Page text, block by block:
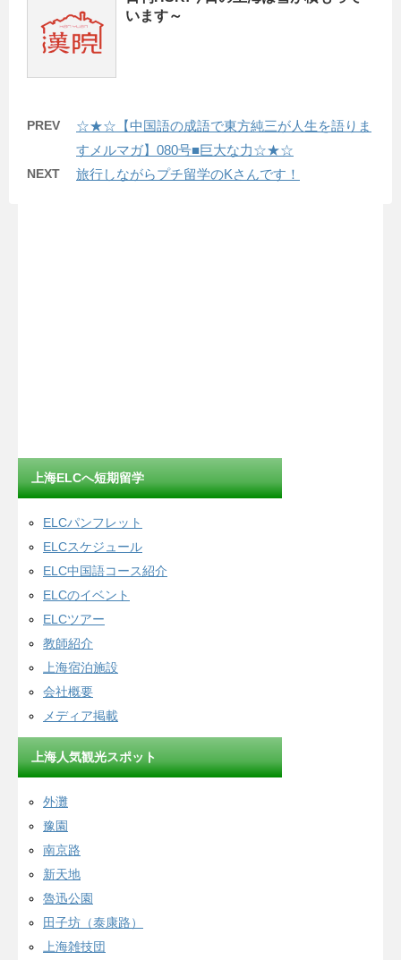
います～
PREV
☆★☆【中国語の成語で東方純三が人生を語りま
すメルマガ】080号■巨大な力☆★☆
NEXT 旅行しながらプチ留学のKさんです！
上海ELCへ短期留学
ELCパンフレット
ELCスケジュール
ELC中国語コース紹介
ELCのイベント
ELCツアー
教師紹介
上海宿泊施設
会社概要
メディア掲載
上海人気観光スポット
外灘
豫園
南京路
新天地
魯迅公園
田子坊（泰康路）
上海雑技団